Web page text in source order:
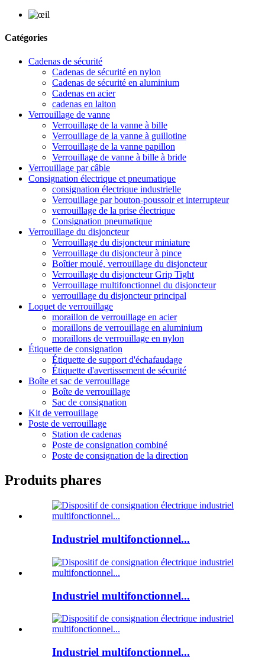
Catégories
Cadenas de sécurité
Cadenas de sécurité en nylon
Cadenas de sécurité en aluminium
Cadenas en acier
cadenas en laiton
Verrouillage de vanne
Verrouillage de la vanne à bille
Verrouillage de la vanne à guillotine
Verrouillage de la vanne papillon
Verrouillage de vanne à bille à bride
Verrouillage par câble
Consignation électrique et pneumatique
consignation électrique industrielle
Verrouillage par bouton-poussoir et interrupteur
verrouillage de la prise électrique
Consignation pneumatique
Verrouillage du disjoncteur
Verrouillage du disjoncteur miniature
Verrouillage du disjoncteur à pince
Boîtier moulé, verrouillage du disjoncteur
Verrouillage du disjoncteur Grip Tight
Verrouillage multifonctionnel du disjoncteur
verrouillage du disjoncteur principal
Loquet de verrouillage
moraillon de verrouillage en acier
moraillons de verrouillage en aluminium
moraillons de verrouillage en nylon
Étiquette de consignation
Étiquette de support d'échafaudage
Étiquette d'avertissement de sécurité
Boîte et sac de verrouillage
Boîte de verrouillage
Sac de consignation
Kit de verrouillage
Poste de verrouillage
Station de cadenas
Poste de consignation combiné
Poste de consignation de la direction
Produits phares
Industriel multifonctionnel...
Industriel multifonctionnel...
Industriel multifonctionnel...